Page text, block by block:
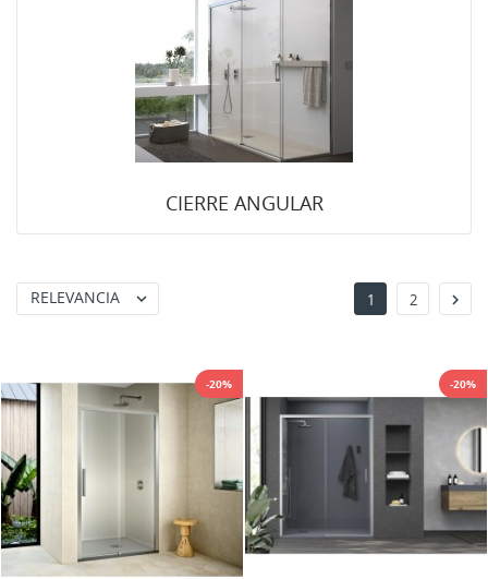
CIERRE ANGULAR
RELEVANCIA  1 2 
-20% -20%